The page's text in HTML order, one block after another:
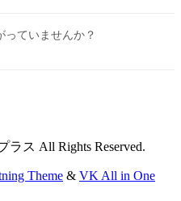
っていませんか？
ス All Rights Reserved.
Theme & VK All in One